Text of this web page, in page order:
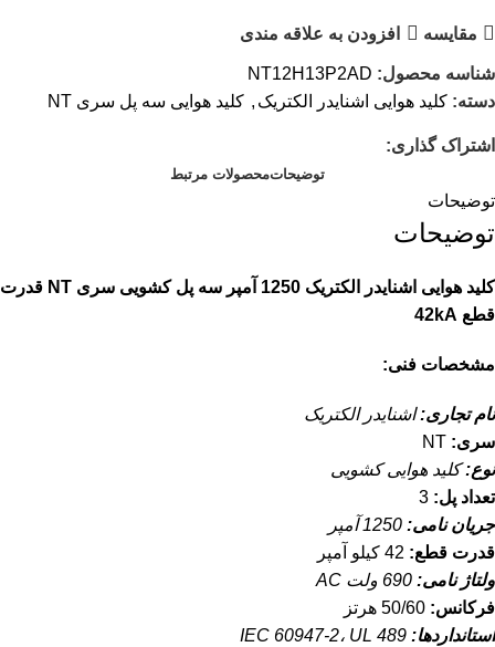
مقایسه افزودن به علاقه مندی
شناسه محصول: NT12H13P2AD
دسته: کلید هوایی اشنایدر الکتریک , کلید هوایی سه پل سری NT
اشتراک گذاری:
توضیحاتمحصولات مرتبط
توضیحات
توضیحات
کلید هوایی اشنایدر الکتریک 1250 آمپر سه پل کشویی سری NT قدرت
قطع 42kA
مشخصات فنی:
نام تجاری:اشنایدر الکتریک
سری:
نوع:کلید هوایی کشویی
تعداد پل:
جریان نامی:
قدرت قطع:
ولتاژ نامی:
فرکانس:
استانداردها: